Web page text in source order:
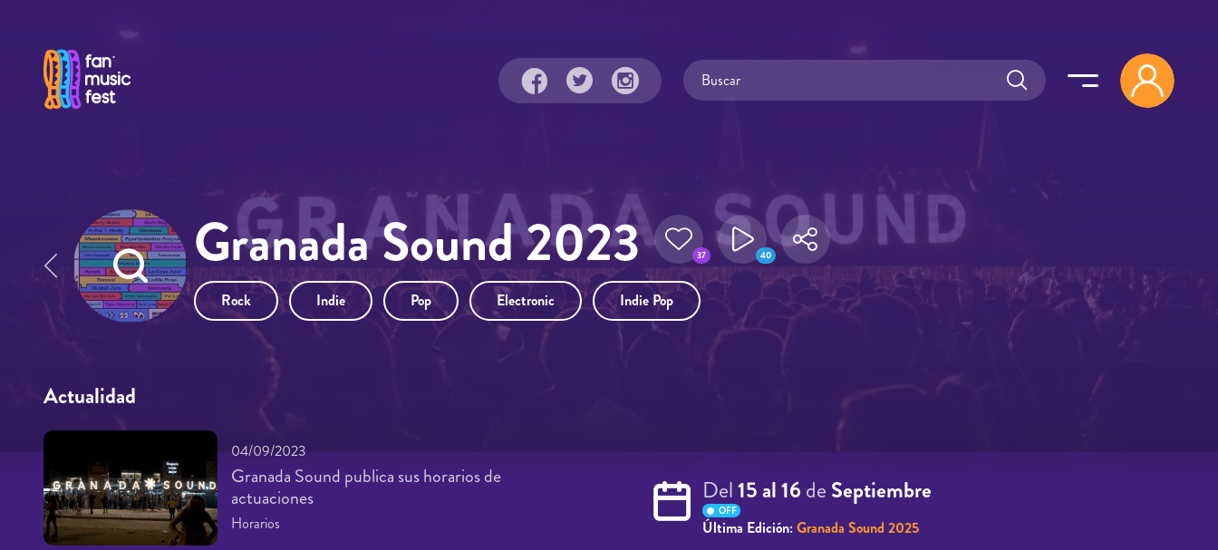
Granada Sound 2023 37 40
Rock Indie Pop Electronic Indie Pop
Del15 al 16 de Septiembre
OFF
Última Edición:Granada Sound 2025
Actualidad
04/09/2023
Granada Sound publica sus horarios de
actuaciones
Horarios